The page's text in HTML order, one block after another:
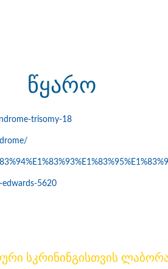
წყარო
trisomy-18
edwards-5620
სკრინინგისთვის